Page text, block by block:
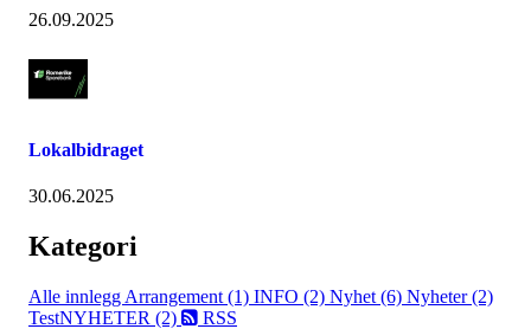
26.09.2025
Lokalbidraget
30.06.2025
Kategori
Alle innlegg Arrangement (1) INFO (2) Nyhet (6) Nyheter (2)
TestNYHETER (2)
RSS